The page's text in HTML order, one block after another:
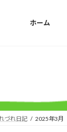
ホーム
づれ日記 2025年3月